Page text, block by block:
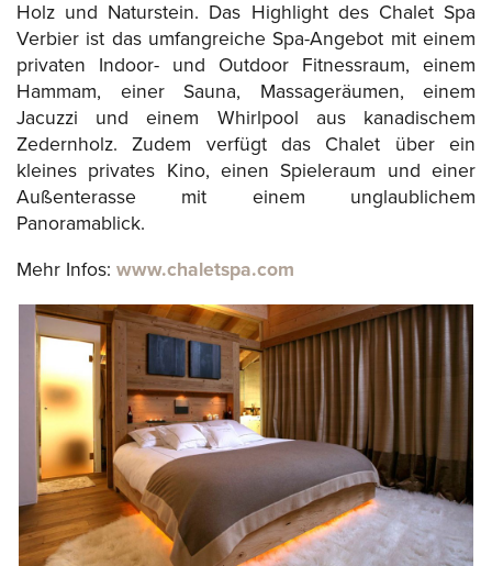
Holz und Naturstein. Das Highlight des Chalet Spa
Verbier ist das umfangreiche Spa-Angebot mit einem
privaten Indoor- und Outdoor Fitnessraum, einem
Hammam, einer Sauna, Massageräumen, einem
Jacuzzi und einem Whirlpool aus kanadischem
Zedernholz. Zudem verfügt das Chalet über ein
kleines privates Kino, einen Spieleraum und einer
Außenterasse mit einem unglaublichem
Panoramablick.
Mehr Infos: www.chaletspa.com